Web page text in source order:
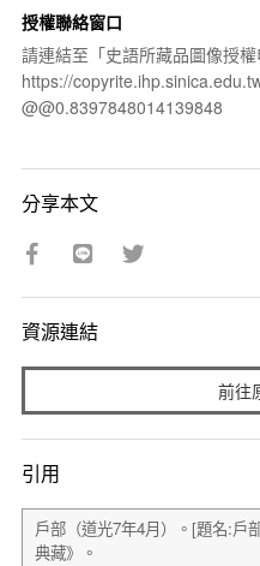
授權聯絡窗口
請連結至「史語所藏品圖像授
https://
@@0.8397848014139848
分享本文
資源連結
前往
引用